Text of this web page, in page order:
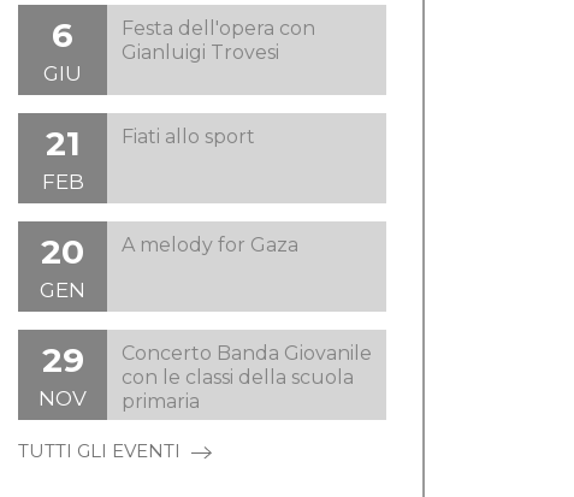
6
GIU
Festa dell'opera con
Gianluigi Trovesi
21
FEB
Fiati allo sport
20
GEN
A melody for Gaza
29
NOV
Concerto Banda Giovanile
con le classi della scuola
primaria
TUTTI GLI EVENTI